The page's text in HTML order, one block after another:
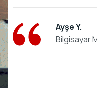
Ayşe Y.
Bilgisayar